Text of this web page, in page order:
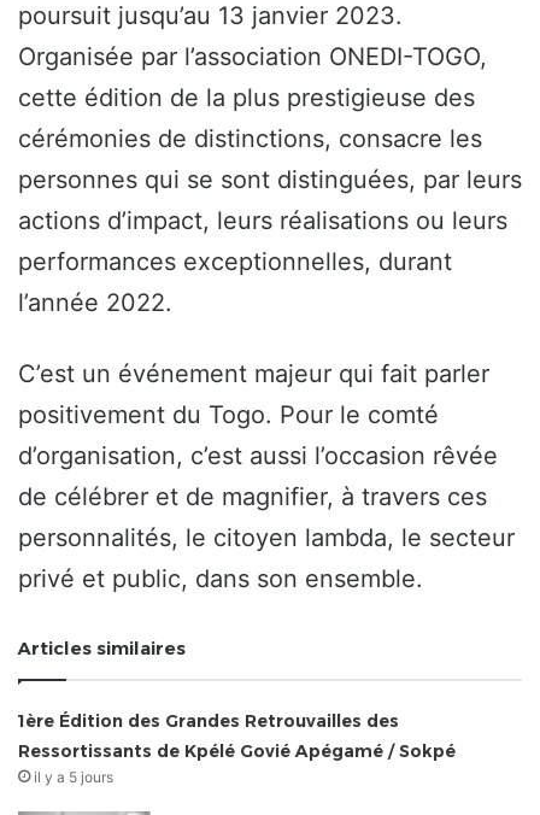
poursuit jusqu’au 13 janvier 2023.
Organisée par l’association ONEDI-TOGO,
cette édition de la plus prestigieuse des
cérémonies de distinctions, consacre les
personnes qui se sont distinguées, par leurs
actions d’impact, leurs réalisations ou leurs
performances exceptionnelles, durant
l’année 2022.
C’est un événement majeur qui fait parler
positivement du Togo. Pour le comté
d’organisation, c’est aussi l’occasion rêvée
de célébrer et de magnifier, à travers ces
personnalités, le citoyen lambda, le secteur
privé et public, dans son ensemble.
Articles similaires
1ère Édition des Grandes Retrouvailles des
Ressortissants de Kpélé Govié Apégamé / Sokpé
il y a 5 jours